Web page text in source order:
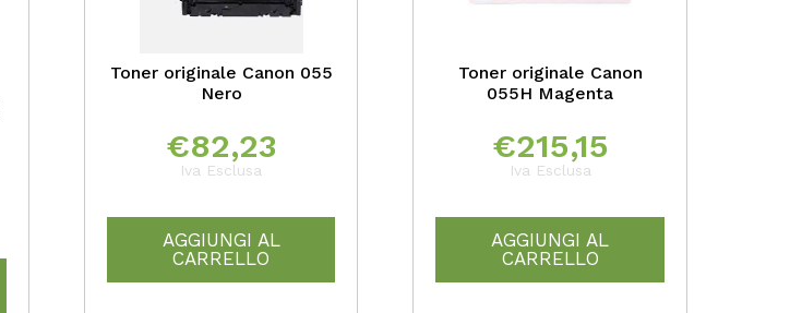
Toner originale Canon 055
Nero
€82,23
Iva Esclusa
AGGIUNGI AL
CARRELLO
Toner originale Canon
055H Magenta
€215,15
Iva Esclusa
AGGIUNGI AL
CARRELLO